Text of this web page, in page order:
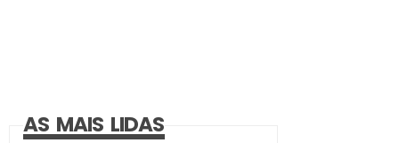
AS MAIS LIDAS